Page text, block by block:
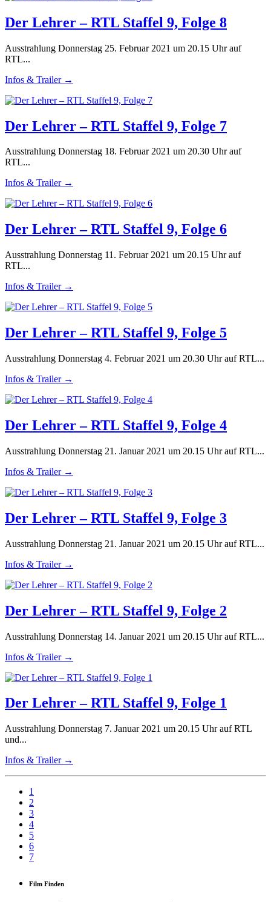
Der Lehrer – RTL Staffel 9, Folge 8
Ausstrahlung Donnerstag 25. Februar 2021 um 20.15 Uhr auf
RTL...
Infos & Trailer →
Der Lehrer – RTL Staffel 9, Folge 7
Ausstrahlung Donnerstag 18. Februar 2021 um 20.30 Uhr auf
RTL...
Infos & Trailer →
Der Lehrer – RTL Staffel 9, Folge 6
Ausstrahlung Donnerstag 11. Februar 2021 um 20.15 Uhr auf
RTL...
Infos & Trailer →
Der Lehrer – RTL Staffel 9, Folge 5
Ausstrahlung Donnerstag 4. Februar 2021 um 20.30 Uhr auf RTL...
Infos & Trailer →
Der Lehrer – RTL Staffel 9, Folge 4
Ausstrahlung Donnerstag 21. Januar 2021 um 20.15 Uhr auf RTL...
Infos & Trailer →
Der Lehrer – RTL Staffel 9, Folge 3
Ausstrahlung Donnerstag 21. Januar 2021 um 20.15 Uhr auf RTL...
Infos & Trailer →
Der Lehrer – RTL Staffel 9, Folge 2
Ausstrahlung Donnerstag 14. Januar 2021 um 20.15 Uhr auf RTL...
Infos & Trailer →
Der Lehrer – RTL Staffel 9, Folge 1
Ausstrahlung Donnerstag 7. Januar 2021 um 20.15 Uhr auf RTL
und...
Infos & Trailer →
1
2
3
4
5
6
7
Film Finden